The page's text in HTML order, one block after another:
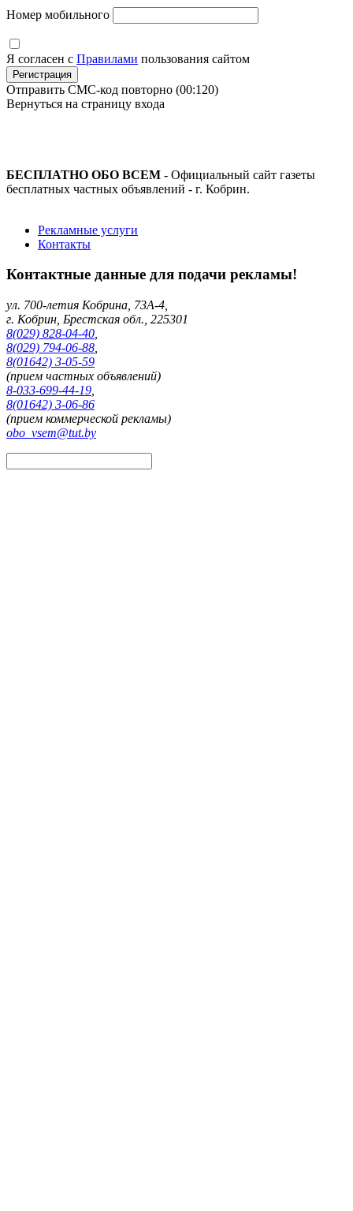
Номер мобильного
Я согласен с Правилами пользования сайтом
Регистрация
Отправить СМС-код повторно (00:120)
Вернуться на страницу входа
БЕСПЛАТНО ОБО ВСЕМ - Официальный сайт газеты
бесплатных частных объявлений - г. Кобрин.
Рекламные услуги
Контакты
Контактные данные для подачи рекламы!
ул. 700-летия Кобрина, 73А-4,
г. Кобрин, Брестская обл., 225301
8(029) 828-04-40
8(029) 794-06-88
8(01642) 3-05-59
(прием частных объявлений)
8-033-699-44-19
8(01642) 3-06-86
(прием коммерческой рекламы)
obo_vsem@tut.by